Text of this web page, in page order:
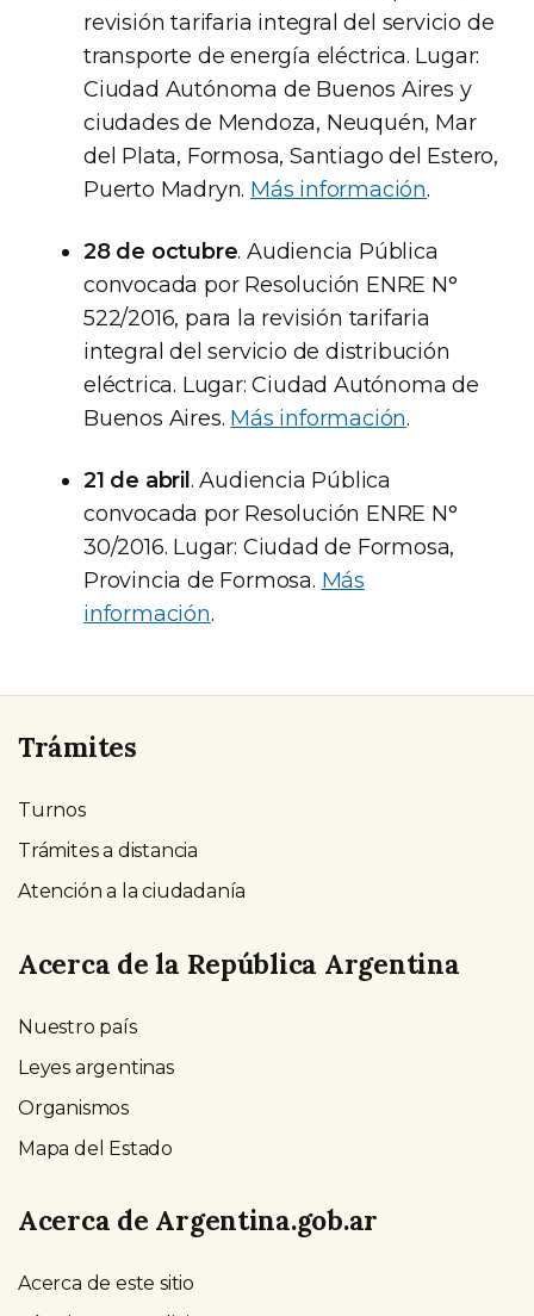
revisión tarifaria integral del servicio de
transporte de energía eléctrica. Lugar:
Ciudad Autónoma de Buenos Aires y
ciudades de Mendoza, Neuquén, Mar
del Plata, Formosa, Santiago del Estero,
Puerto Madryn. Más información.
28 de octubre. Audiencia Pública
convocada por Resolución ENRE N°
522/2016, para la revisión tarifaria
integral del servicio de distribución
eléctrica. Lugar: Ciudad Autónoma de
Buenos Aires. Más información.
21 de abril . Audiencia Pública
convocada por Resolución ENRE N°
30/2016. Lugar: Ciudad de Formosa,
Provincia de Formosa. Más
información.
Trámites
Turnos
Trámites a distancia
Atención a la ciudadanía
Acerca de la República Argentina
Nuestro país
Leyes argentinas
Organismos
Mapa del Estado
Acerca de Argentina.gob.ar
Acerca de este sitio